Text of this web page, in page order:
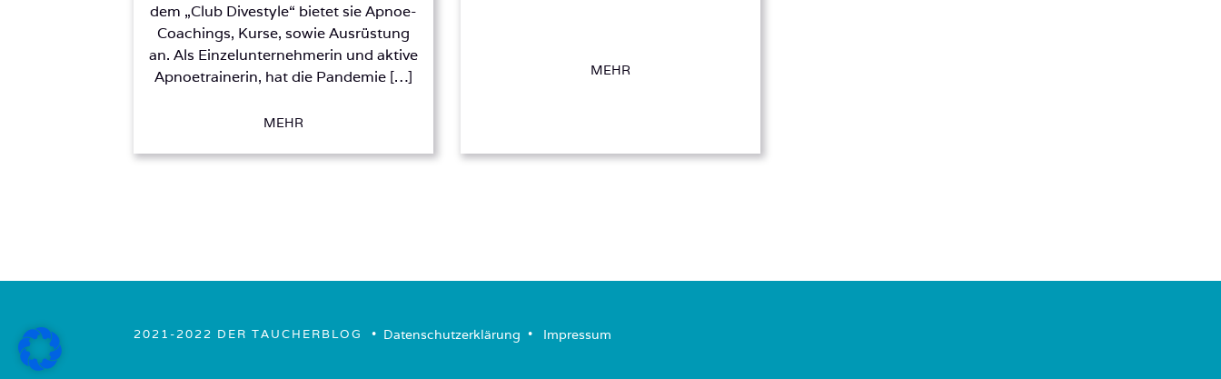
dem „Club Divestyle“ bietet sie Apnoe-
Coachings, Kurse, sowie Ausrüstung
an. Als Einzelunternehmerin und aktive
Apnoetrainerin, hat die Pandemie […]
MEHR
MEHR
2021-2022 DER TAUCHERBLOG • ­ Datenschutzerklärung ­ • ­ Impressum